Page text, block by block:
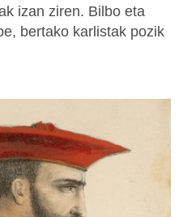
izan ziren. Bilbo eta
bertako karlistak pozik